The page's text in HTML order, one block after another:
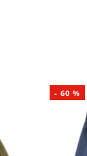
- 60 %